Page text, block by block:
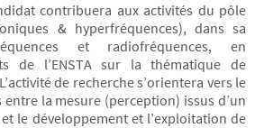
contribuera aux activités du pôle
& hyperfréquences), dans sa
et radiofréquences, en
de l’ENSTA sur la thématique de
de recherche s’orientera vers le
la mesure (perception) issus d’un
le développement et l’exploitation de